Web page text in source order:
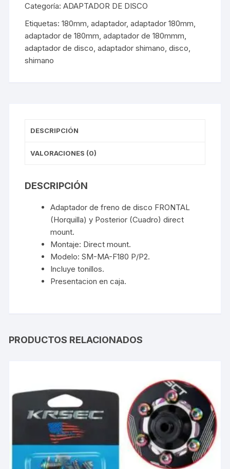
Horquilla/
Cuadro
en
Caja
cantidad
Categoría:ADAPTADOR DE DISCO
Etiquetas:180mm ,adaptador,adaptador 180mm
adaptador de 180mm ,adaptador de 180mmm
adaptador de disco ,adaptador shimano ,disco
shimano
DESCRIPCIÓN
VALORACIONES (0)
DESCRIPCIÓN
Adaptador de freno de disco FRONTAL
(Horquilla) y Posterior (Cuadro) direct
mount.
Montaje: Direct mount.
Modelo: SM-MA-F180 P/P2.
Incluye tonillos.
Presentacion en caja.
PRODUCTOS RELACIONADOS